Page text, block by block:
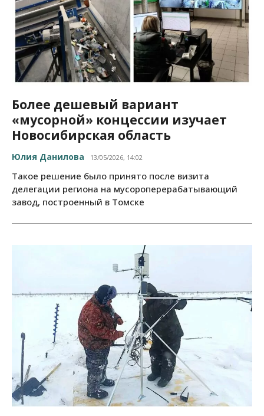
Более дешевый вариант
«мусорной» концессии изучает
Новосибирская область
Юлия Данилова 13/05/2026, 14:02
Такое решение было принято после визита
делегации региона на мусороперерабатывающий
завод, построенный в Томске